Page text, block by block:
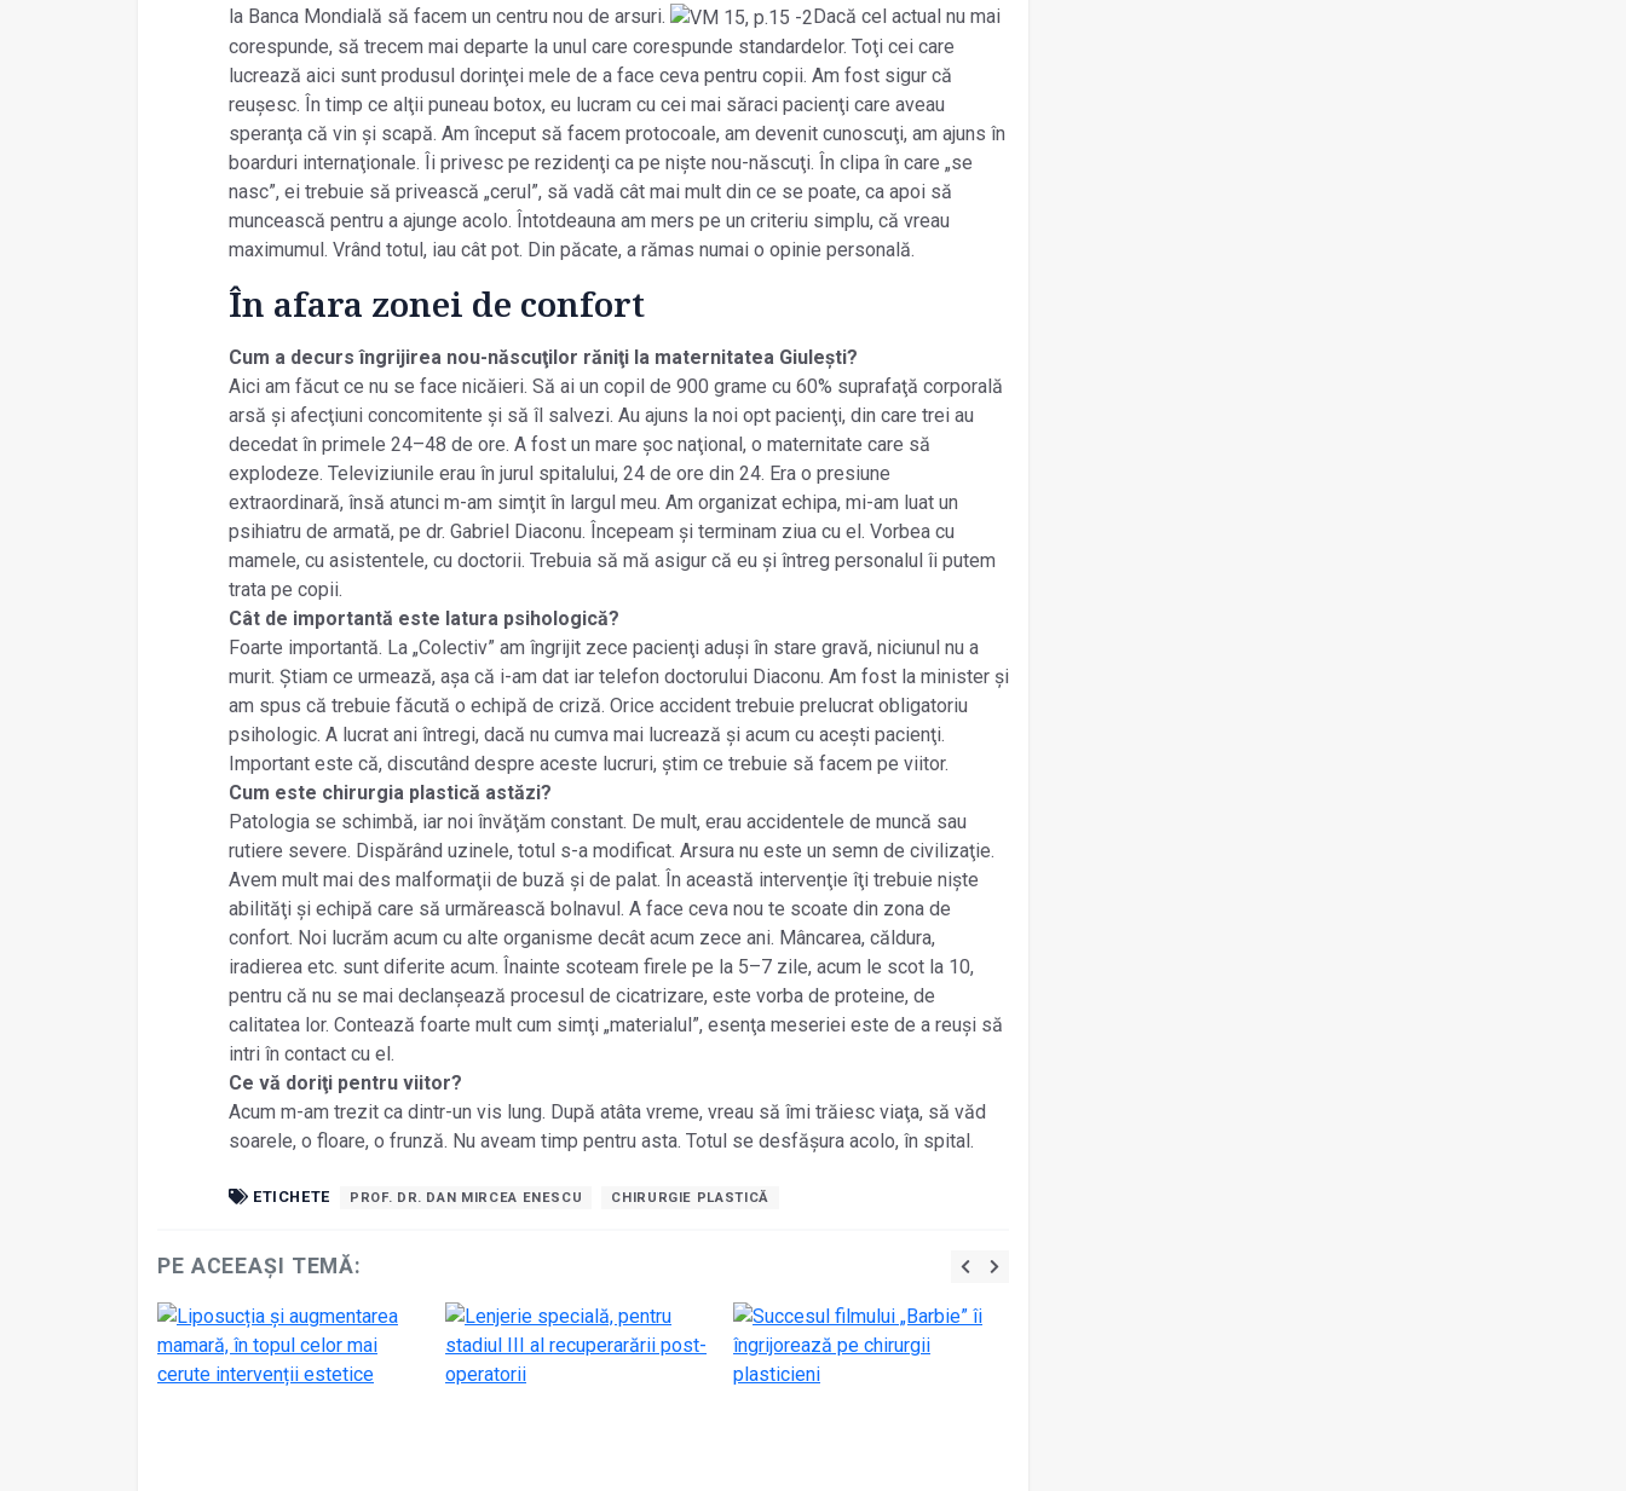
la Banca Mondială să facem un centru nou de arsuri.
Dacă cel actual nu mai
corespunde, să trecem mai departe la unul care corespunde standardelor. Toţi cei care
lucrează aici sunt produsul dorinţei mele de a face ceva pentru copii. Am fost sigur că
reușesc. În timp ce alţii puneau botox, eu lucram cu cei mai săraci pacienţi care aveau
speranţa că vin și scapă. Am început să facem protocoale, am devenit cunoscuţi, am ajuns în
boarduri internaţionale. Îi privesc pe rezidenţi ca pe niște nou-născuţi. În clipa în care „se
nasc”, ei trebuie să privească „cerul”, să vadă cât mai mult din ce se poate, ca apoi să
muncească pentru a ajunge acolo. Întotdeauna am mers pe un criteriu simplu, că vreau
maximumul. Vrând totul, iau cât pot. Din păcate, a rămas numai o opinie personală.
În afara zonei de confort
Cum a decurs îngrijirea nou-născuţilor răniţi la maternitatea Giulești?
Aici am făcut ce nu se face nicăieri. Să ai un copil de 900 grame cu 60% suprafaţă corporală
arsă și afecţiuni concomitente și să îl salvezi. Au ajuns la noi opt pacienţi, din care trei au
decedat în primele 24–48 de ore. A fost un mare șoc naţional, o maternitate care să
explodeze. Televiziunile erau în jurul spitalului, 24 de ore din 24. Era o presiune
extraordinară, însă atunci m-am simţit în largul meu. Am organizat echipa, mi-am luat un
psihiatru de armată, pe dr. Gabriel Diaconu. Începeam și terminam ziua cu el. Vorbea cu
mamele, cu asistentele, cu doctorii. Trebuia să mă asigur că eu și întreg personalul îi putem
trata pe copii.
Cât de importantă este latura psihologică?
Foarte importantă. La „Colectiv” am îngrijit zece pacienţi aduși în stare gravă, niciunul nu a
murit. Știam ce urmează, așa că i-am dat iar telefon doctorului Diaconu. Am fost la minister și
am spus că trebuie făcută o echipă de criză. Orice accident trebuie prelucrat obligatoriu
psihologic. A lucrat ani întregi, dacă nu cumva mai lucrează și acum cu acești pacienţi.
Important este că, discutând despre aceste lucruri, știm ce trebuie să facem pe viitor.
Cum este chirurgia plastică astăzi?
Patologia se schimbă, iar noi învăţăm constant. De mult, erau accidentele de muncă sau
rutiere severe. Dispărând uzinele, totul s-a modificat. Arsura nu este un semn de civilizaţie.
Avem mult mai des malformaţii de buză și de palat. În această intervenţie îţi trebuie niște
abilităţi și echipă care să urmărească bolnavul. A face ceva nou te scoate din zona de
confort. Noi lucrăm acum cu alte organisme decât acum zece ani. Mâncarea, căldura,
iradierea etc. sunt diferite acum. Înainte scoteam firele pe la 5–7 zile, acum le scot la 10,
pentru că nu se mai declanșează procesul de cicatrizare, este vorba de proteine, de
calitatea lor. Contează foarte mult cum simţi „materialul”, esenţa meseriei este de a reuși să
intri în contact cu el.
Ce vă doriţi pentru viitor?
Acum m-am trezit ca dintr-un vis lung. După atâta vreme, vreau să îmi trăiesc viaţa, să văd
soarele, o floare, o frunză. Nu aveam timp pentru asta. Totul se desfășura acolo, în spital.
ETICHETE PROF. DR. DAN MIRCEA ENESCU CHIRURGIE PLASTICĂ
PE ACEEAȘI TEMĂ: